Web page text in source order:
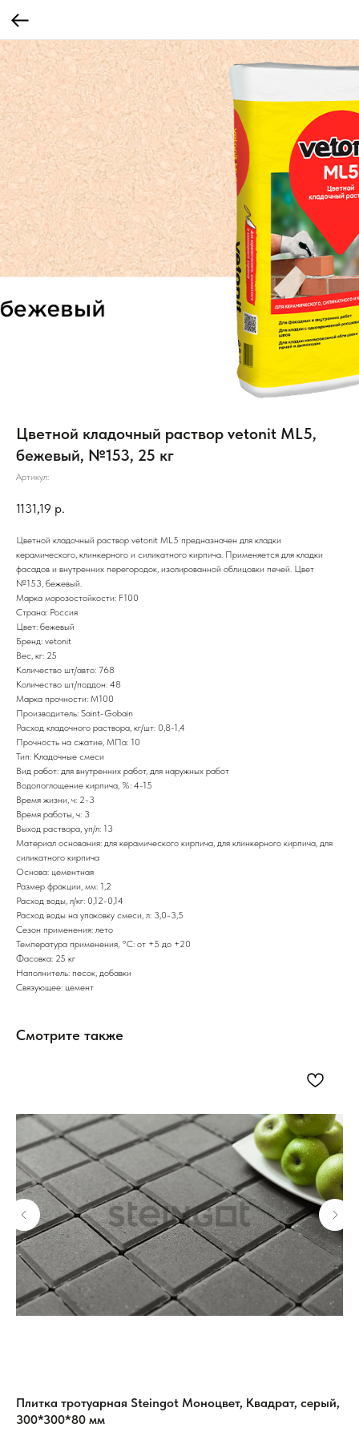
Цветной кладочный раствор vetonit ML5,
бежевый, №153, 25 кг
Артикул:
1131,19 р.
Цветной кладочный раствор vetonit ML5 предназначен для кладки
керамического, клинкерного и силикатного кирпича. Применяется для кладки
фасадов и внутренних перегородок, изолированной облицовки печей. Цвет
№153, бежевый.
Марка морозостойкости: F100
Страна: Россия
Цвет: бежевый
Бренд: vetonit
Вес, кг: 25
Количество шт/авто: 768
Количество шт/поддон: 48
Марка прочности: М100
Производитель: Saint-Gobain
Расход кладочного раствора, кг/шт: 0,8-1,4
Прочность на сжатие, МПа: 10
Тип: Кладочные смеси
Вид работ: для внутренних работ, для наружных работ
Водопоглощение кирпича, %: 4-15
Время жизни, ч: 2-3
Время работы, ч: 3
Выход раствора, уп/л: 13
Материал основания: для керамического кирпича, для клинкерного кирпича, для
силикатного кирпича
Основа: цементная
Размер фракции, мм: 1,2
Расход воды, л/кг: 0,12-0,14
Расход воды на упаковку смеси, л: 3,0-3,5
Сезон применения: лето
Температура применения, °С: от +5 до +20
Фасовка: 25 кг
Наполнитель: песок, добавки
Связующее: цемент
Смотрите также
Плитка тротуарная Steingot Моноцвет, Квадрат, серый,
300*300*80 мм